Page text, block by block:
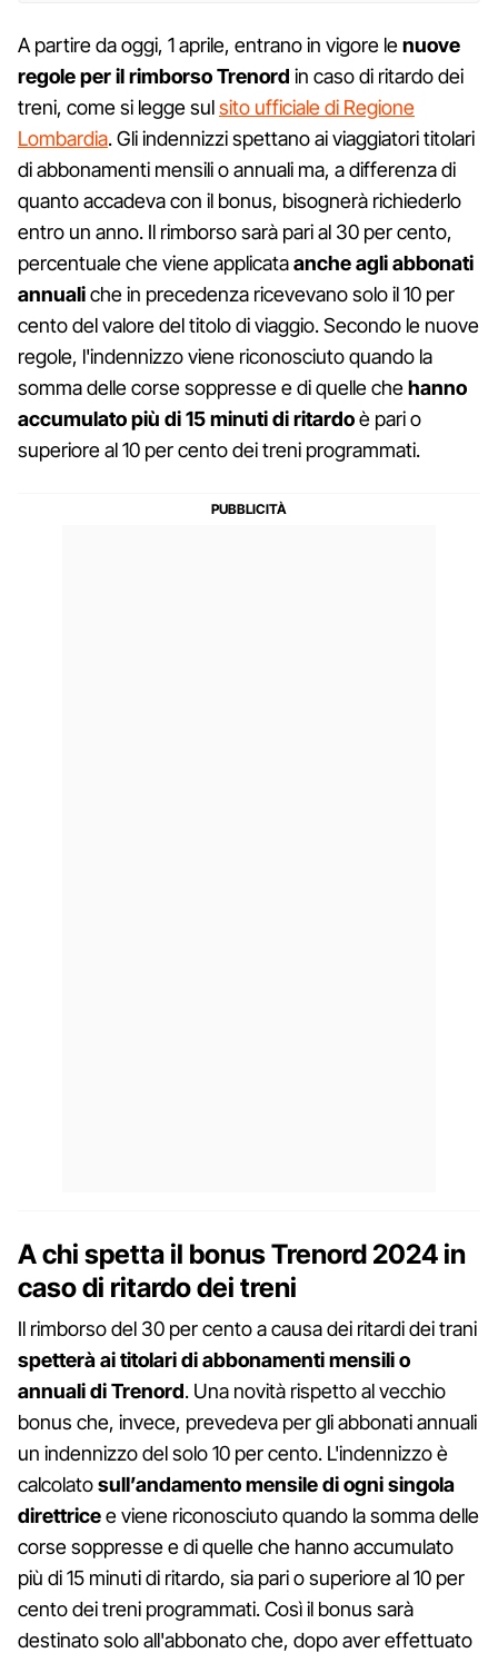
A partire da oggi, 1 aprile, entrano in vigore lenuove
regole per il rimborso Trenord in caso di ritardo dei
treni, come si legge sulsito ufficiale di Regione
Lombardia. Gli indennizzi spettano ai viaggiatori titolari
di abbonamenti mensili o annuali ma, a differenza di
quanto accadeva con il bonus, bisognerà richiederlo
entro un anno. Il rimborso sarà pari al 30 per cento,
percentuale che viene applicataanche agli abbonati
annualiche in precedenza ricevevano solo il 10 per
cento del valore del titolo di viaggio. Secondo le nuove
regole, l'indennizzo viene riconosciuto quando la
somma delle corse soppresse e di quelle chehanno
accumulato più di 15 minuti di ritardoè pari o
superiore al 10 per cento dei treni programmati.
A chi spetta il bonus Trenord 2024 in
caso di ritardo dei treni
Il rimborso del 30 per cento a causa dei ritardi dei trani
spetterà ai titolari di abbonamenti mensili o
annuali di Trenord. Una novità rispetto al vecchio
bonus che, invece, prevedeva per gli abbonati annuali
un indennizzo del solo 10 per cento. L'indennizzo è
calcolatosull’andamento mensile di ogni singola
direttricee viene riconosciuto quando la somma delle
corse soppresse e di quelle che hanno accumulato
più di 15 minuti di ritardo, sia pari o superiore al 10 per
cento dei treni programmati. Così il bonus sarà
destinato solo all'abbonato che, dopo aver effettuato